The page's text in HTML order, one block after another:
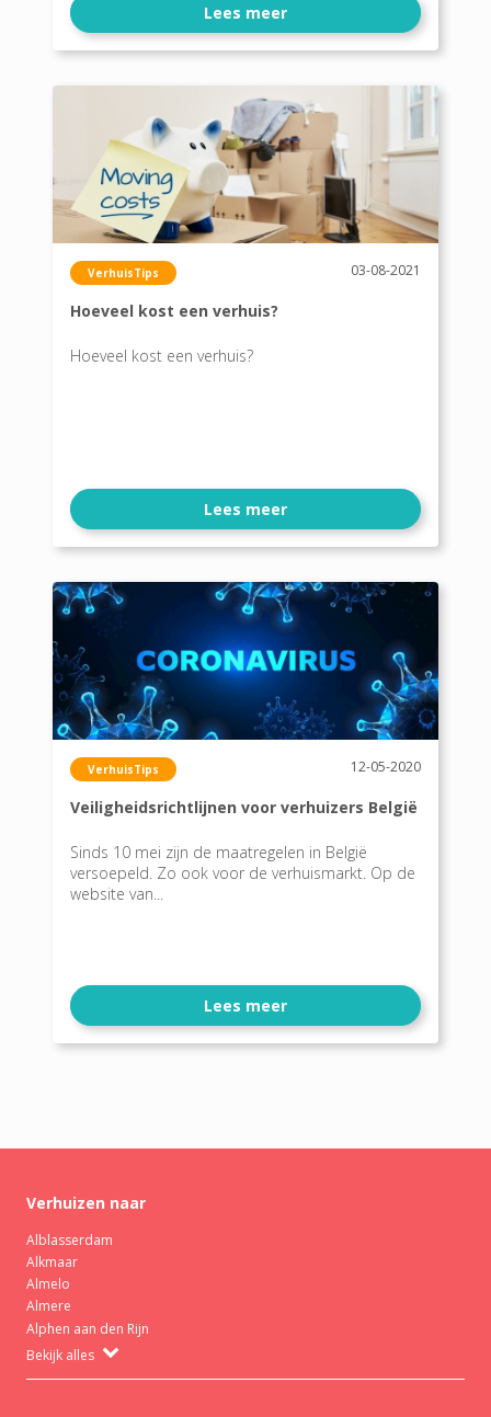
Lees meer
VerhuisTips 03-08-2021
Hoeveel kost een verhuis?
Hoeveel kost een verhuis?
Lees meer
VerhuisTips 12-05-2020
Veiligheidsrichtlijnen voor verhuizers België
Sinds 10 mei zijn de maatregelen in België
versoepeld. Zo ook voor de verhuismarkt. Op de
website van...
Lees meer
Verhuizen naar
Alblasserdam
Alkmaar
Almelo
Almere
Alphen aan den Rijn
Bekijk alles